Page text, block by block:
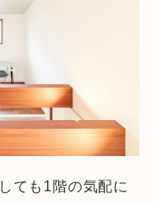
ても1階の気配に